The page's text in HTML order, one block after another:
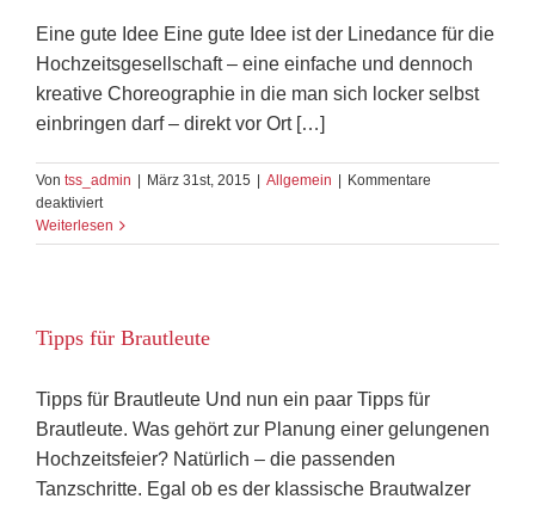
Eine gute Idee Eine gute Idee ist der Linedance für die
Hochzeitsgesellschaft – eine einfache und dennoch
kreative Choreographie in die man sich locker selbst
einbringen darf – direkt vor Ort […]
Von tss_admin März 31st, 2015 Allgemein
Kommentare
deaktiviertfür
Eine
gute
Hochzeitsfeier
Weiterlesen
Tipps für Brautleute
Tipps für Brautleute Und nun ein paar Tipps für
Brautleute. Was gehört zur Planung einer gelungenen
Hochzeitsfeier? Natürlich – die passenden
Tanzschritte. Egal ob es der klassische Brautwalzer